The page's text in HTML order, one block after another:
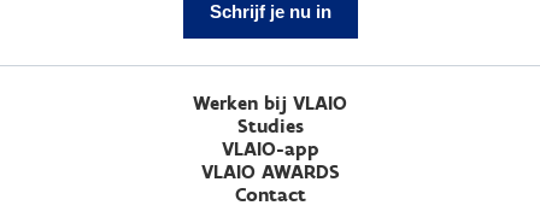
Schrijf je nu in
Werken bij VLAIO
Studies
VLAIO-app
VLAIO AWARDS
Contact